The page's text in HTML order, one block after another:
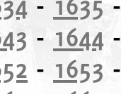
- 1644
- 1653